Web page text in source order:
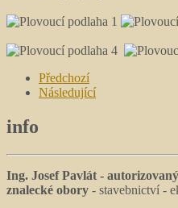
Předchozí
Následující
info
Ing. Josef Pavlát -
znalecké obory - stavebnictví -